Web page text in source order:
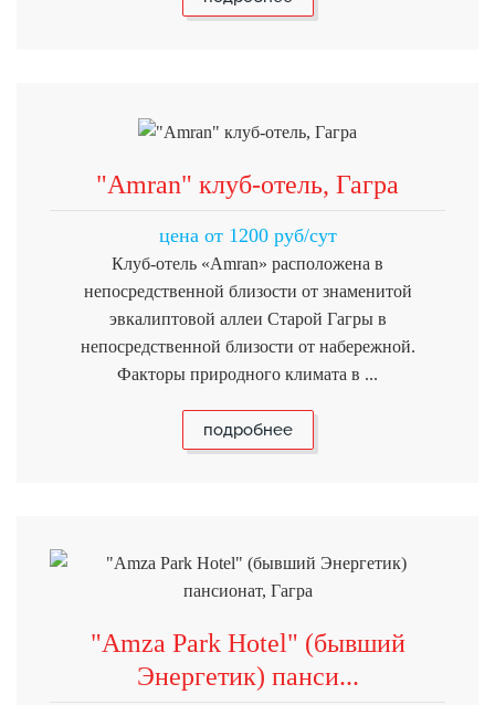
"Amran" клуб-отель, Гагра
цена от 1200 руб/сут
Клуб-отель «Amran» расположена в
непосредственной близости от знаменитой
эвкалиптовой аллеи Старой Гагры в
непосредственной близости от набережной.
Факторы природного климата в ...
подробнее
"Amza Park Hotel" (бывший
Энергетик) панси...